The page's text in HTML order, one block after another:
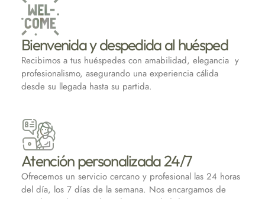
Bienvenida y despedida al huésped
Recibimos a tus huéspedes con amabilidad, elegancia y
profesionalismo, asegurando una experiencia cálida
desde su llegada hasta su partida.
Atención personalizada 24/7
Ofrecemos un servicio cercano y profesional las 24 horas
del día, los 7 días de la semana. Nos encargamos de